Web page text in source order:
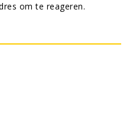
om te reageren.